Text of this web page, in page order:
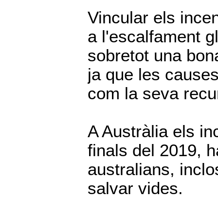
Vincular els
a l'escalfament
sobretot una
ja que les
com la seva
A Austràlia els
finals del 2019,
australians,
salvar vides.